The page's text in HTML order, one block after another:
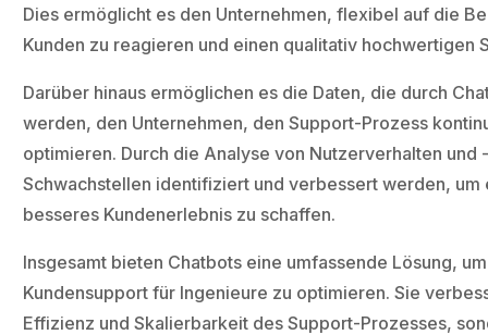
Dies ermöglicht es den Unternehmen, flexibel auf die
Kunden zu reagieren und einen qualitativ hochwertigen
Darüber hinaus ermöglichen es die Daten, die durch
werden, den Unternehmen, den Support-Prozess
optimieren. Durch die Analyse von Nutzerverhalten und
Schwachstellen identifiziert und verbessert werden, um
besseres Kundenerlebnis zu schaffen.
Insgesamt bieten Chatbots eine umfassende Lösung,
Kundensupport für Ingenieure zu optimieren. Sie
Effizienz und Skalierbarkeit des Support-Prozesses,